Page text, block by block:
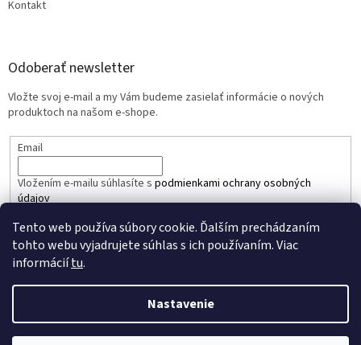
Tento web používa súbory cookie. Ďalším prechádzaním
tohto webu vyjadrujete súhlas s ich používaním. Viac
informáciítu.
Nastavenie
Kontakt
Odoberať newsletter
Vložte svoj e-mail a my Vám budeme zasielať informácie o nových
produktoch na našom e-shope.
Email
Vložením e-mailu súhlasíte s podmienkami ochrany osobných
údajov
PRIHLÁSIŤ SA
Vytvoril Shoptet